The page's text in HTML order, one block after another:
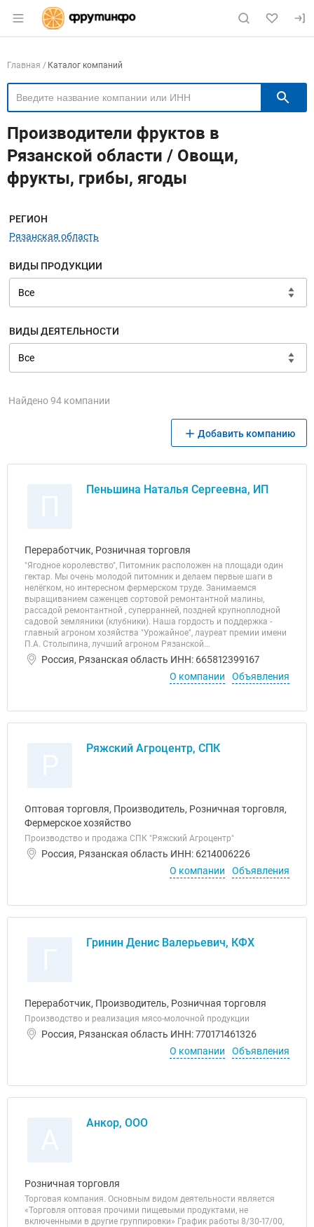
Раздел навигации по сайту fruitinfo.ru
Навигация по компаниям
Главная Каталог компаний
Производители фруктов в
Рязанской области / Овощи,
фрукты, грибы, ягоды
Меню навигации
РЕГИОН
Рязанская область
ВИДЫ ПРОДУКЦИИ
ВИДЫ ДЕЯТЕЛЬНОСТИ
Найдено 94 компании
Добавить компанию
Пеньшина Наталья Сергеевна, ИП
Переработчик, Розничная торговля
"Ягодное королевство", Питомник расположен на площади один
гектар. Мы очень молодой питомник и делаем первые шаги в
нелёгком, но интересном фермерском труде. Занимаемся
выращиванием саженцев сортовой ремонтантной малины,
рассадой ремонтантной , суперранней, поздней крупноплодной
садовой земляники (клубники). Наша гордость и поддержка -
главный агроном хозяйства "Урожайное", лауреат премии имени
П.А. Столыпина, лучший агроном Рязанской...
Россия, Рязанская область ИНН: 665812399167
О компании
Объявления
Ряжский Агроцентр, СПК
Оптовая торговля, Производитель, Розничная торговля,
Фермерское хозяйство
Производство и продажа СПК "Ряжский Агроцентр"
Россия, Рязанская область ИНН: 6214006226
О компании
Объявления
Гринин Денис Валерьевич, КФХ
Переработчик, Производитель, Розничная торговля
Производство и реализация мясо-молочной продукции
Россия, Рязанская область ИНН: 770171461326
О компании
Объявления
Анкор, ООО
Розничная торговля
Торговая компания. Основным видом деятельности является
«Торговля оптовая прочими пищевыми продуктами, не
включенными в другие группировки» График работы 8/30-17/00,